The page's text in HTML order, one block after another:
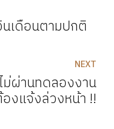
นเดือนตามปกติ
NEXT
ม่ผ่านทดลองงาน
งแจ้งล่วงหน้า !!